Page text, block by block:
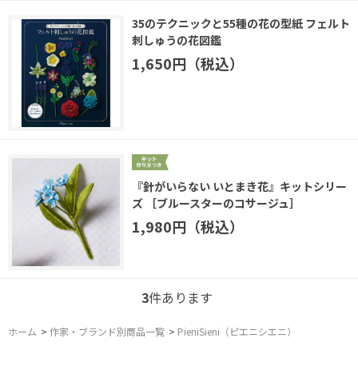
35のテクニックと55種の花の型紙 フェルト
刺しゅうの花図鑑
1,650円（税込）
『針がいらない いとまき花』キットシリー
ズ ［ブルースターのコサージュ］
1,980円（税込）
3件あります
ホーム > 作家・ブランド別商品一覧 > PieniSieni（ピエニシエニ）